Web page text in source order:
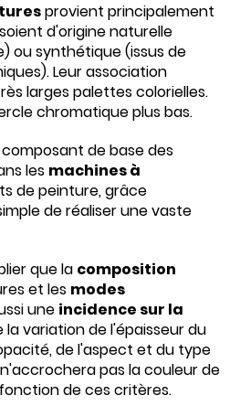
provient principalement
d'origine naturelle
ou synthétique (issus de
Leur association
larges palettes colorielles.
chromatique plus bas.
de base des
les machines à
de peinture, grâce
de réaliser une vaste
que la composition
et les modes
une incidence sur la
la variation de l'épaisseur du
de l'aspect et du type
pas la couleur de
de ces critères.